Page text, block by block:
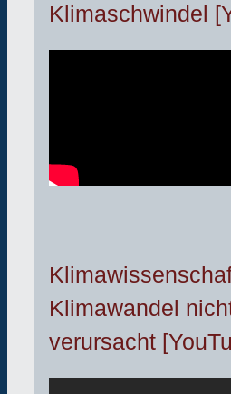
Klimaschwindel
Klimawandel
verursacht